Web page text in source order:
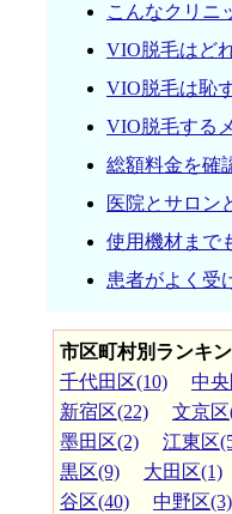
こんなクリニ
VIO脱毛はど
VIO脱毛は恥
VIO脱毛する
総額料金を確
医院とサロン
使用機材まで
患者がよく受
市区町村別ランキ
千代田区(10)
中
新宿区(22)
文京区
墨田区(2)
江東区
黒区(9)
大田区(1)
谷区(40)
中野区(3)